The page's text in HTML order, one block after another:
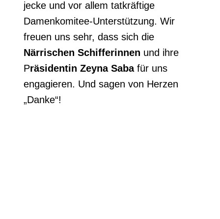
jecke und vor allem tatkräftige
Damenkomitee-Unterstützung. Wir
freuen uns sehr, dass sich die
Närrischen Schifferinnen und ihre
Präsidentin Zeyna Sabafür uns
engagieren. Und sagen von Herzen
„Danke“!